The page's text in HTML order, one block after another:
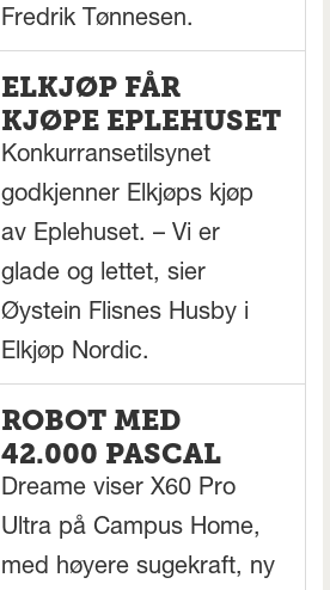
Fredrik Tønnesen.
ELKJØP FÅR
KJØPE EPLEHUSET
Konkurransetilsynet
godkjenner Elkjøps kjøp
av Eplehuset. – Vi er
glade og lettet, sier
Øystein Flisnes Husby i
Elkjøp Nordic.
ROBOT MED
42.000 PASCAL
Dreame viser X60 Pro
Ultra på Campus Home,
med høyere sugekraft, ny